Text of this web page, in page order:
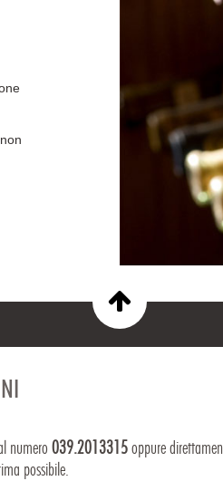
numero 039.2013315oppure
possibile.